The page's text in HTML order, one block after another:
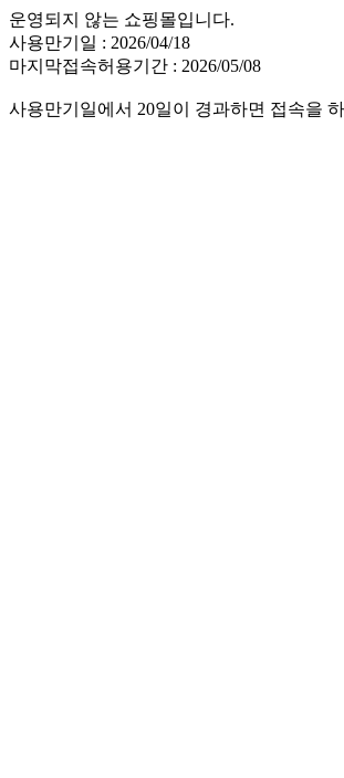
운영되지 않는 쇼핑몰입니다.
사용만기일 : 2026/04/18
마지막접속허용기간 : 2026/05/08
사용만기일에서 20일이 경과하면 접속을